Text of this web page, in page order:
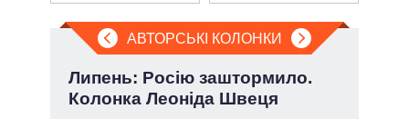
АВТОРСЬКІ КОЛОНКИ
Липень: Росію заштормило.
Колонка Леоніда Швеця